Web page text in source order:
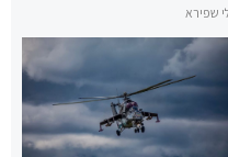
שפירא